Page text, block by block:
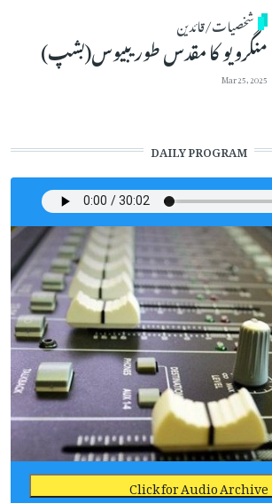
شخصیات/قائدین
منگرویو کا مقدس طور یبیوس(بشپ)
Mar 25, 2025
DAILY PROGRAM
Click for Audio Archive